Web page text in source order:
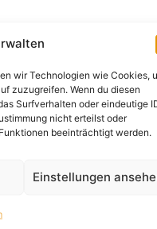
wir Technologien wie Cookies,
zuzugreifen. Wenn du diesen
Surfverhalten oder eindeutige
nicht erteilst oder
beeinträchtigt werden.
Einstellungen
80 mm